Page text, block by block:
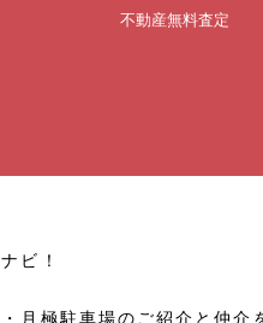
不動産無料査定
ビ！
月極駐車場のご紹介と仲介